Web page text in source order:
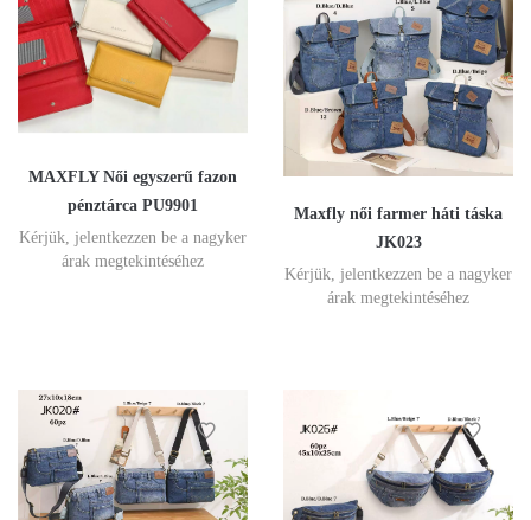
MAXFLY Női egyszerű fazon
pénztárca PU9901
Kérjük, jelentkezzen be a nagyker
árak megtekintéséhez
Maxfly női farmer háti táska
JK023
Kérjük, jelentkezzen be a nagyker
árak megtekintéséhez